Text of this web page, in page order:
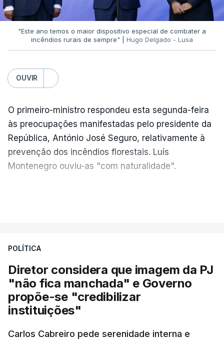
"Este ano temos o maior dispositivo especial de combater a
incêndios rurais de sempre" | Hugo Delgado - Lusa
OUVIR
O primeiro-ministro respondeu esta segunda-feira
às preocupações manifestadas pelo presidente da
República, António José Seguro, relativamente à
prevenção dos incêndios florestais. Luís
Montenegro ouviu-as "com naturalidade".
próprios um esforço muito grande nesta altura
para podermos atuar na prevenção e no
combate aos incêndios
", afirmou Luís
Montenegro em Fafe, à margem da inauguração de
uma Loja do Cidadão.
No fim de semana, António José Seguro
POLÍTICA
Diretor considera que imagem da PJ
"não fica manchada" e Governo
propõe-se "credibilizar
instituições"
Carlos Cabreiro pede serenidade interna e